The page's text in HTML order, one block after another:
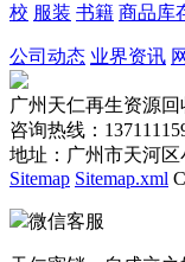
校 服装 书籍 商品库
公司动态 业界资讯
广州天仁再生资源回
咨询热线：
地址：广州市天河
Sitemap Sitemap.xml
微信客服